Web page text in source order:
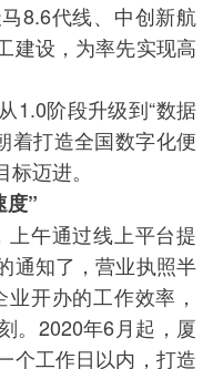
8.6代线、中创新航
建设，为率先实现高
阶段升级到“数据
着打造全国数字化便
迈进。
”
午通过线上平台提
通知了，营业执照半
开办的工作效率，
。2020年6月起，厦
个工作日以内，打造